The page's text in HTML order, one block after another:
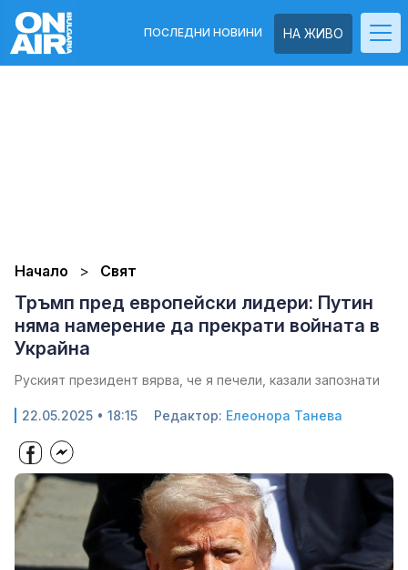
НА ЖИВО
ПОСЛЕДНИ НОВИНИ
Начало Свят
Тръмп пред европейски лидери: Путин
няма намерение да прекрати войната в
Украйна
Руският президент вярва, че я печели, казали запознати
22.05.2025 • 18:15 Редактор: Елеонора Танева